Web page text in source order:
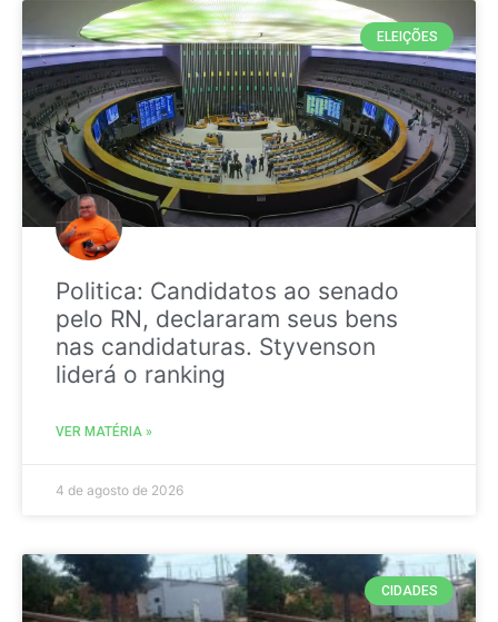
ELEIÇÕES
Politica: Candidatos ao senado
pelo RN, declararam seus bens
nas candidaturas. Styvenson
liderá o ranking
VER MATÉRIA »
4 de agosto de 2026
CIDADES